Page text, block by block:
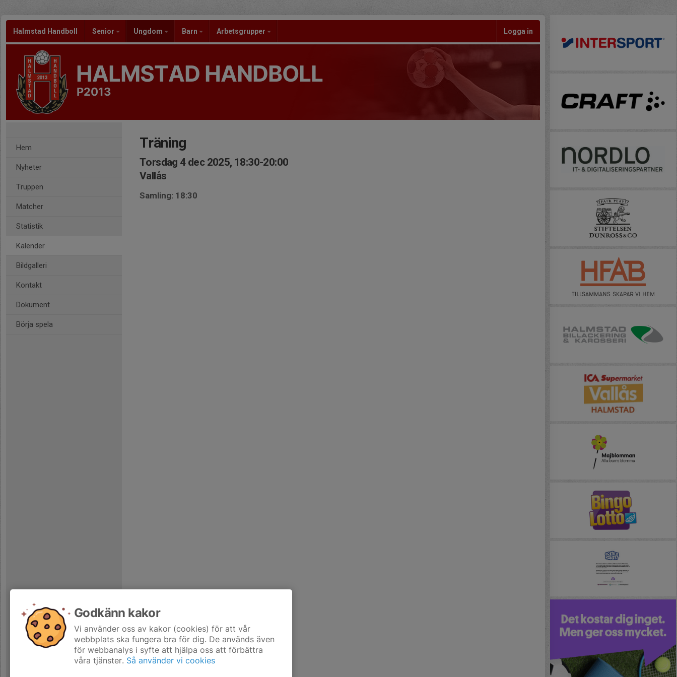
Halmstad Handboll Senior Ungdom Barn Arbetsgrupper Logga in
HALMSTAD HANDBOLL
P2013
Hem
Nyheter
Truppen
Matcher
Statistik
Kalender
Bildgalleri
Kontakt
Dokument
Börja spela
Träning
Torsdag 4 dec 2025, 18:30-20:00
Vallås
Samling: 18:30
Godkänn kakor
Vi använder oss av kakor (cookies) för att vår
webbplats ska fungera bra för dig. De används även
för webbanalys i syfte att hjälpa oss att förbättra
våra tjänster. Så använder vi cookies